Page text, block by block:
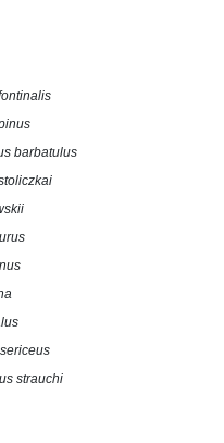
barbatulus
strauchi